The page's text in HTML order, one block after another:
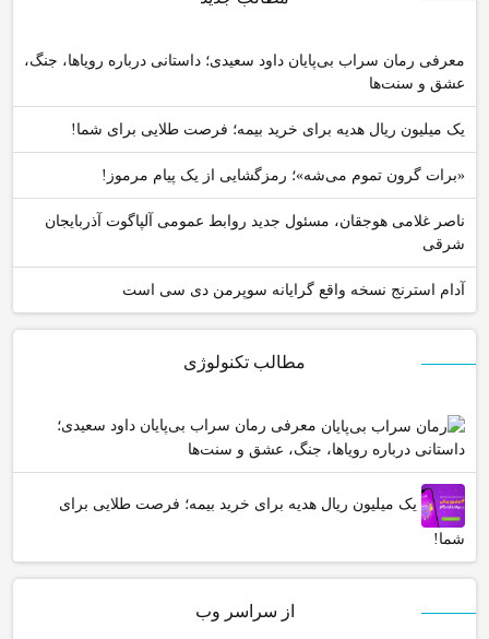
مطالب تکنولوژی
معرفی رمان سراب بی‌پایان داود سعیدی؛
داستانی درباره رویاها، جنگ، عشق و سنت‌ها
یک میلیون ریال هدیه برای خرید بیمه؛ فرصت طلایی برای
شما!
از سراسر وب
معرفی رمان سراب بی‌پایان داود سعیدی؛ داستانی درباره رویاها، جنگ،
عشق و سنت‌ها
یک میلیون ریال هدیه برای خرید بیمه؛ فرصت طلایی برای شما!
«برات گرون تموم می‌شه»؛ رمزگشایی از یک پیام مرموز!
ناصر غلامی هوجقان، مسئول جدید روابط عمومی آلپاگوت آذربایجان
شرقی
آدام استرنج نسخه واقع گرایانه سوپرمن دی سی است